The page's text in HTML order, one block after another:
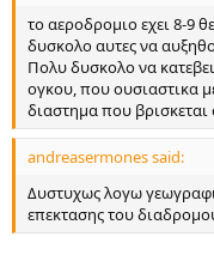
το αεροδρομιο εχει 8-9
δυσκολο αυτες να
Πολυ δυσκολο να
ογκου, που ουσιαστικα
διαστημα που βρισκεται
andreasermones said:
Δυστυχως λογω
επεκτασης του